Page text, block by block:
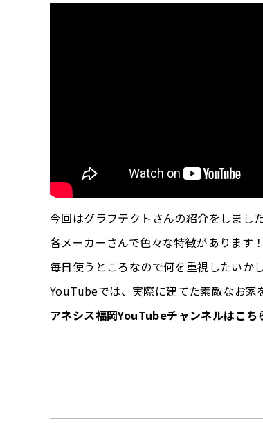
今回はグラフテクトさんの紹介をしまし
各メーカーさんで色々な特徴があります！
毎日使うところなので何を重視したいか
YouTubeでは、実際に建てた素敵なお家
アネシス福岡YouTubeチャンネルはこ